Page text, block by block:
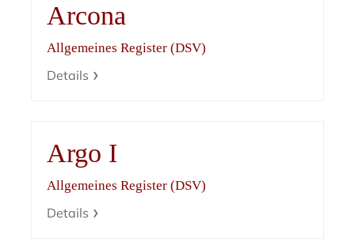
Arcona
Allgemeines Register (DSV)
Details
Argo I
Allgemeines Register (DSV)
Details